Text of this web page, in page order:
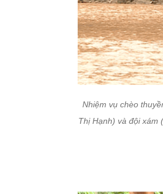
Nhiệm vụ chèo
Thị Hạnh) và đội xám